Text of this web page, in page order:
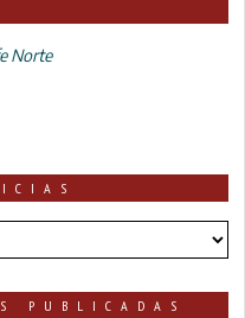
Norte
PUBLICADAS